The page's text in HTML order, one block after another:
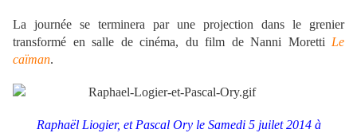
La journée se terminera par une projection dans le grenier
transformé en salle de cinéma, du film de Nanni Moretti Le
caïman.
Raphaël Liogier, et Pascal Ory le Samedi 5 juilet 2014 à